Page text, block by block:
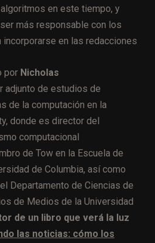
en este tiempo, y
más responsable con los
en las redacciones
por Nicholas
adjunto de estudios de
de la computación en la
donde es director del
computacional
de Tow en la Escuela de
de Columbia, así como
Departamento de Ciencias de
de Medios de la Universidad
de un libro que verá la luz
las noticias: cómo los